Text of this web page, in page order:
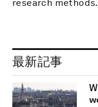
research methods.
最新記事